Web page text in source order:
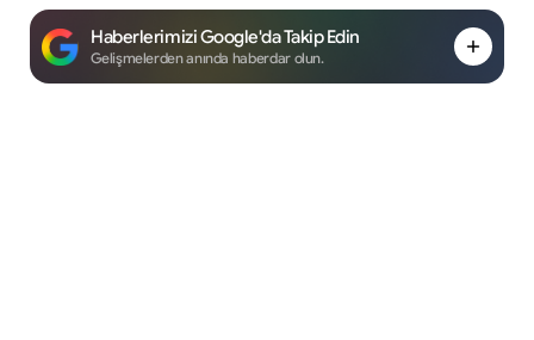
Haberlerimizi Google'da Takip Edin
Gelişmelerden anında haberdar olun.